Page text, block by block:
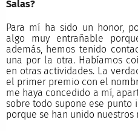
Salas?
Para mí ha sido un honor,
algo muy entrañable
además, hemos tenido
una por la otra. Habíamos
en otras actividades. La
el primer premio con el
me haya concedido a mí,
sobre todo supone ese punto
porque se han unido nuestros